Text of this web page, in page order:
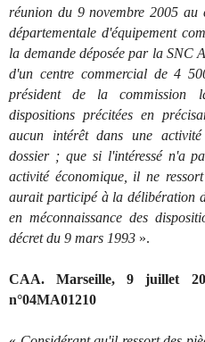
réunion du 9 novembre 2005 au
départementale d'équipement
la demande déposée par la SNC
d'un centre commercial de 4
président de la commission
dispositions précitées en
aucun intérêt dans une
dossier ; que si l'intéressé n'a
activité économique, il ne
aurait participé à la délibération
en méconnaissance des
décret du 9 mars 1993 ».
CAA. Marseille, 9 juillet
n°04MA01210